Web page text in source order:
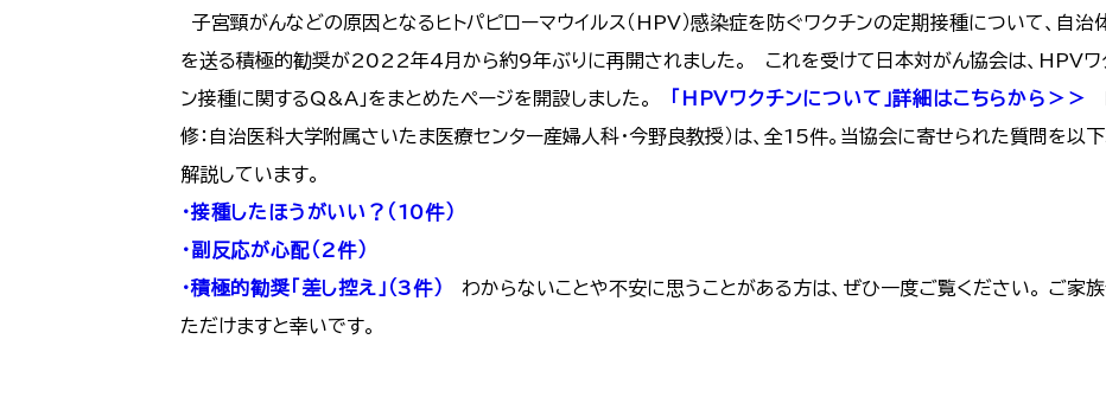
子宮頸がんなどの原因となるヒトパピローマウイルス（HPV）感染症を防ぐワクチンの定期接種について、自
を送る積極的勧奨が2022年4月から約9年ぶりに再開されました。 これを受けて日本対がん協会は、HPVワ
ン接種に関するQ&A」をまとめたページを開設しました。
「HPVワクチンについて」詳細はこちらから＞＞
修：自治医科大学附属さいたま医療センター産婦人科・今野良教授）は、全15件。当協会に寄せられた質問を以
解説しています。
・接種したほうがいい？（10件）
・副反応が心配（2件）
・積極的勧奨「差し控え」（3件）
わからないことや不安に思うことがある方は、ぜひ一度ご覧ください。 ご家
ただけますと幸いです。